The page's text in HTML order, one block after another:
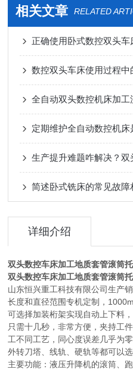
相关文章 RELATED
数控双头车床使用过程
全自动双头数控机床加工
定期维护全自动数控机
生产提升难题咋解决？双
简述卧式铣床的常见故障
详细介绍
双头数控车床加工地质套管滚筒
双头数控车床加工地质套管滚筒
山东恒兴重工科技有限公司生产
长度和直径范围专机定制，
可选择加装桁架实现自动上下料
只需十几秒，非常方便，夹持工
工不同工艺，同心度误差几乎为
外转刀塔、线轨、硬轨等都可以
主要功能：液压升降机的滚筒、